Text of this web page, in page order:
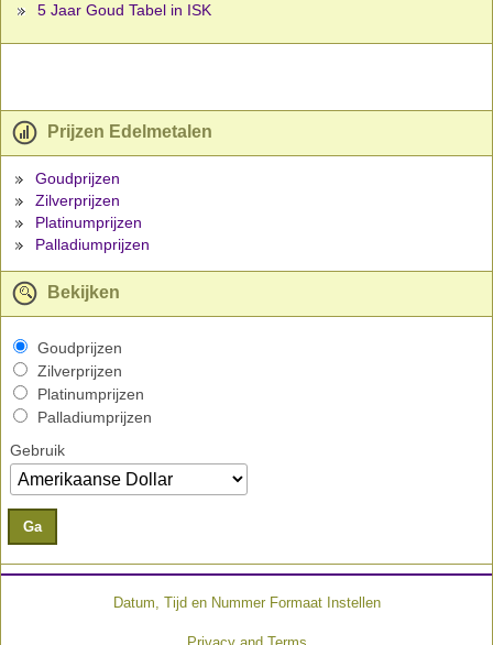
5 Jaar Goud Tabel in ISK
Prijzen Edelmetalen
Goudprijzen
Zilverprijzen
Platinumprijzen
Palladiumprijzen
Bekijken
Goudprijzen
Zilverprijzen
Platinumprijzen
Palladiumprijzen
Gebruik
Ga
Datum, Tijd en Nummer Formaat Instellen
Privacy and Terms